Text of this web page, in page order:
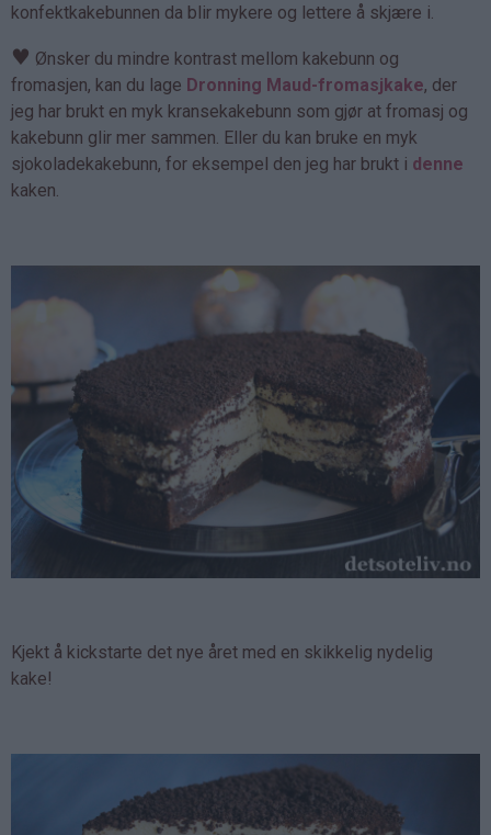
konfektkakebunnen da blir mykere og lettere å skjære i.
♥ Ønsker du mindre kontrast mellom kakebunn og
fromasjen, kan du lage Dronning Maud-fromasjkake, der
jeg har brukt en myk kransekakebunn som gjør at fromasj og
kakebunn glir mer sammen. Eller du kan bruke en myk
sjokoladekakebunn, for eksempel den jeg har brukt i denne
kaken.
Kjekt å kickstarte det nye året med en skikkelig nydelig
kake!